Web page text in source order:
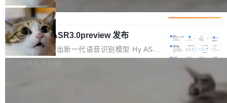
在语法层面完成文本定位，难以触及代码的语义
内涵与结构关联，导致开发者使用代码智能体在
理解大规模代码仓时面临显著"代码仓理解"瓶
颈。 代码仓深度理解服务（以下简称" CodeBas
e深度理解服务"）是华为云码道（CodeA...
调整期间，部门三次通知全员将数据从A集群迁
移到B集群，王某都回复了"收到"。 他没有迁移
数据。2024年9月3日下午4点，他使用此前登录
的账号密码进入A集群，输入了一条被程序员圈
称为"删库跑路"的命令——最高管理员权限、无
1%，成本降 30%
它们有一个共同的问题：太吃显存了。月之暗面
的 Kimi K 系列和智谱的 GLM 都是长上下文、M
oE 架构的大模型，好用到让人上瘾，但 GPU 显
存永远不够用。 Cloudflare 的 Workers AI 团队
一直在跑这些模型的推理。他们在官方博客上发
局
腾讯混元 Hy ASR3.0preview 发布
腾讯混元正式推出新一代语音识别模型 Hy ASR
3.0preview。基于最新一代大语言模型 Hy3 的
白开水不加糖